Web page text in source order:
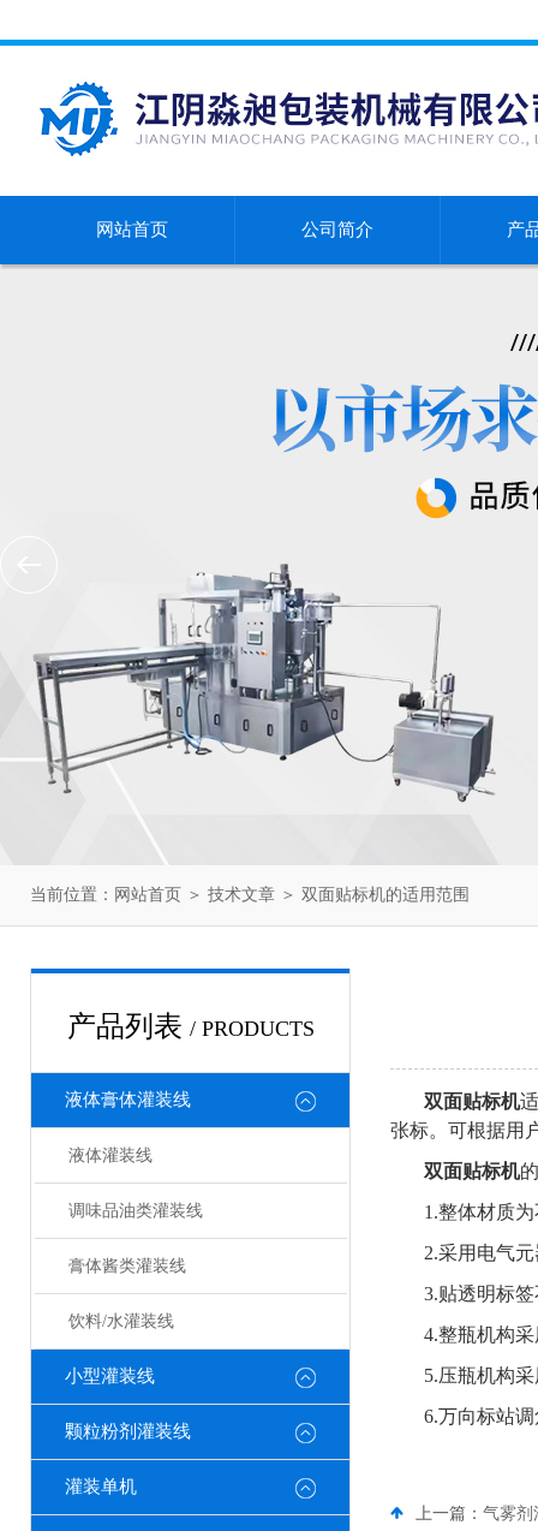
网站首页 公司简介 产
当前位置： 网站首页 ＞ 技术文章 ＞ 双面贴标机的适用范围
产品列表 / PRODUCTS
液体膏体灌装线
液体灌装线
调味品油类灌装线
膏体酱类灌装线
饮料/水灌装线
小型灌装线
颗粒粉剂灌装线
灌装单机
双面贴标机
张标。可根据用
双面贴标机
1.整体材质
2.采用电气
3.贴透明标
4.整瓶机构
5.压瓶机构
6.万向标站
上一篇： 气雾剂